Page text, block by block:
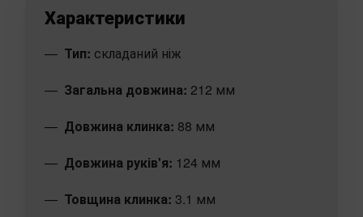
Характеристики
Тип: складаний ніж
Загальна довжина: 212 мм
Довжина клинка: 88 мм
Довжина руків'я: 124 мм
Товщина клинка: 3.1 мм